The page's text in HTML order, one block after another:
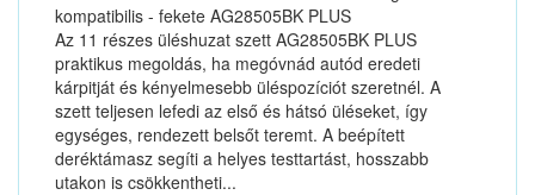
kompatibilis - fekete AG28505BK PLUS
Az 11 részes üléshuzat szett AG28505BK PLUS
praktikus megoldás, ha megóvnád autód eredeti
kárpitját és kényelmesebb üléspozíciót szeretnél. A
szett teljesen lefedi az első és hátsó üléseket, így
egységes, rendezett belsőt teremt. A beépített
deréktámasz segíti a helyes testtartást, hosszabb
utakon is csökkentheti...